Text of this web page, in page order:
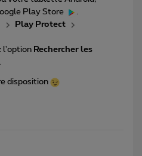
Play Store
.
Play Protect
l'option Rechercher les
.
disposition